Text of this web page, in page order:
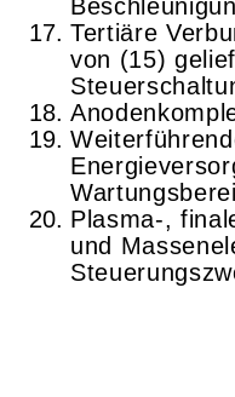
Tertiäre
von (15)
Plasma-,
und